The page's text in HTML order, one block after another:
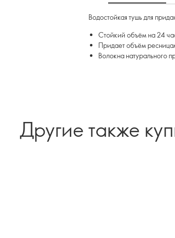
Водостойкая тушь для
Стойкий объём на 24
Придает объём
Волокна натурального
Другие также